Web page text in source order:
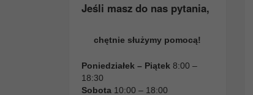
Jeśli masz do nas pytania,
chętnie służymy pomocą!
Poniedziałek – Piątek 8:00 –
18:30
Sobota 10:00 – 18:00